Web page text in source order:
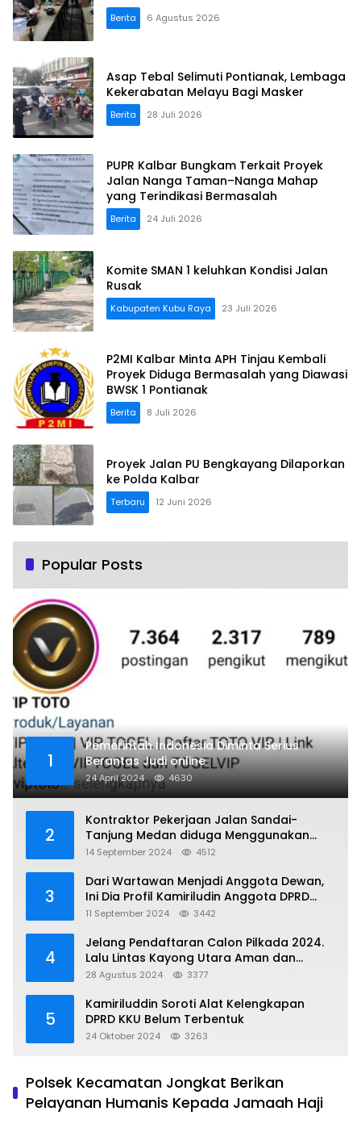
Berita 6 Agustus 2026
Asap Tebal Selimuti Pontianak, Lembaga
Kekerabatan Melayu Bagi Masker
Berita 28 Juli 2026
PUPR Kalbar Bungkam Terkait Proyek
Jalan Nanga Taman–Nanga Mahap
yang Terindikasi Bermasalah
Berita 24 Juli 2026
Komite SMAN 1 keluhkan Kondisi Jalan
Rusak
Kabupaten Kubu Raya 23 Juli 2026
P2MI Kalbar Minta APH Tinjau Kembali
Proyek Diduga Bermasalah yang Diawasi
BWSK 1 Pontianak
Berita 8 Juli 2026
Proyek Jalan PU Bengkayang Dilaporkan
ke Polda Kalbar
Terbaru 12 Juni 2026
Popular Posts
1
Pemerintah Indonesia Diminta Serius
Berantas Judi online
24 April 2024 4630
2
Kontraktor Pekerjaan Jalan Sandai-
Tanjung Medan diduga Menggunakan
Matrial Tanah tak Berizin Resmi
14 September 2024 4512
3
Dari Wartawan Menjadi Anggota Dewan,
Ini Dia Profil Kamiriludin Anggota DPRD
Dapil 1 KKU
11 September 2024 3442
4
Jelang Pendaftaran Calon Pilkada 2024.
Lalu Lintas Kayong Utara Aman dan
Kondusif
28 Agustus 2024 3377
5
Kamiriluddin Soroti Alat Kelengkapan
DPRD KKU Belum Terbentuk
24 Oktober 2024 3263
Polsek Kecamatan Jongkat Berikan
Pelayanan Humanis Kepada Jamaah Haji